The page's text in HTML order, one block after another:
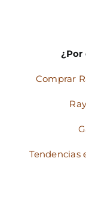
¿Por
Comprar
Tendencias